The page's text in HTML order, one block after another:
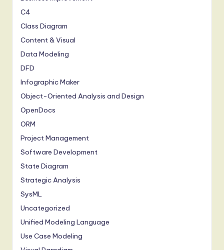
C4
Class Diagram
Content & Visual
Data Modeling
DFD
Infographic Maker
Object-Oriented Analysis and Design
OpenDocs
ORM
Project Management
Software Development
State Diagram
Strategic Analysis
SysML
Uncategorized
Unified Modeling Language
Use Case Modeling